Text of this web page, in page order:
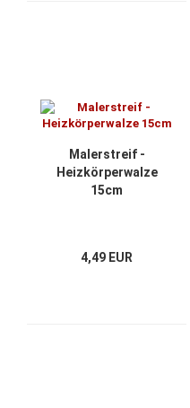
Malerstreif -
Heizkörperwalze
15cm
4,49 EUR